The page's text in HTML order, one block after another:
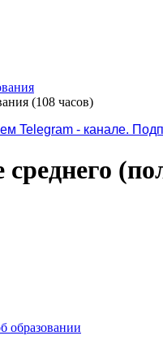
(108 часов)
Telegram - канале.
образовании